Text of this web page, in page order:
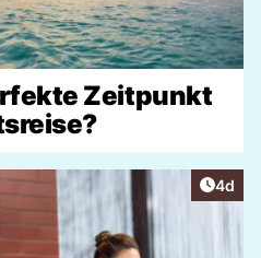
Zeitpunkt
4d